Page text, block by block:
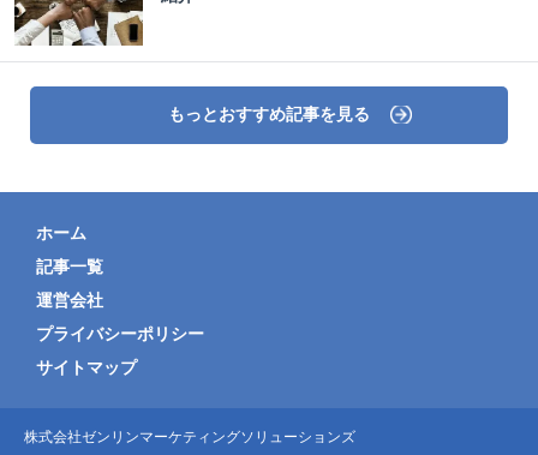
もっとおすすめ記事を見る
ホーム
記事一覧
運営会社
プライバシーポリシー
サイトマップ
株式会社ゼンリンマーケティングソリューションズ